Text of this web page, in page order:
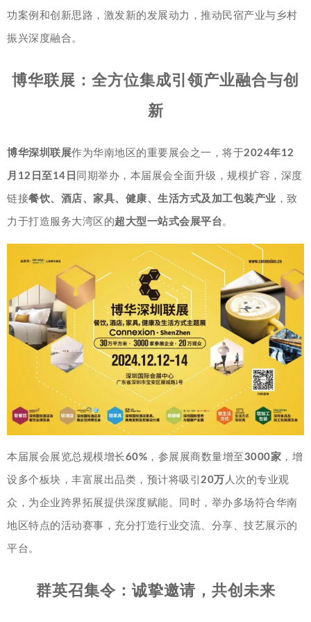
功案例和创新思路，激发新的发展动力，推动民宿产业与乡村
振兴深度融合。
博华联展：全方位集成引领产业融合与创
新
博华深圳联展作为华南地区的重要展会之一，将于2024年12
月12日至14日 同期举办，本届展会全面升级，规模扩容，深度
链接餐饮、酒店、家具、健康、生活方式及加工包装产业 ，致
力于打造服务大湾区的超大型一站式会展平台。
本届展会展览总规模增长60% ，参展展商数量增至 3000家 ，增
设多个板块，丰富展出品类，预计将吸引 20万 人次的专业观
众，为企业跨界拓展提供深度赋能。同时，举办多场符合华南
地区特点的活动赛事，充分打造行业交流、分享、技艺展示的
平台。
群英召集令：诚挚邀请，共创未来